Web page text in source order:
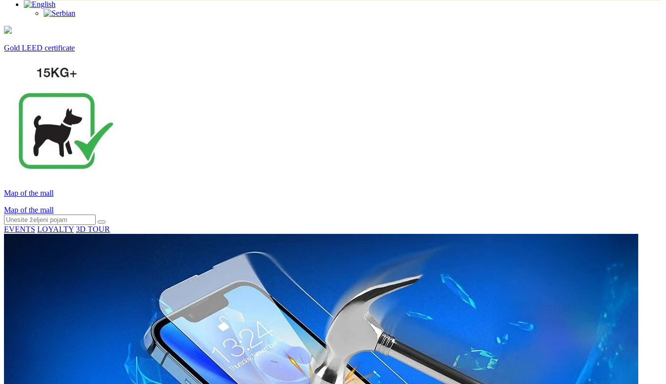
Gold LEED certificate
Map of the mall
Map of the mall
EVENTS LOYALTY 3D TOUR